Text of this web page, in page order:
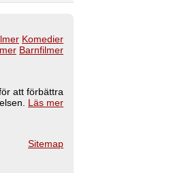
Komedier
Barnfilmer
att förbättra
Läs mer
Sitemap